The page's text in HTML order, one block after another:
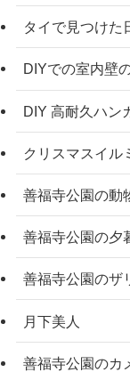
タイで見つけた
DIYでの室内壁
DIY 高耐久ハン
クリスマスイル
善福寺公園の動
善福寺公園の夕
善福寺公園のザ
月下美人
善福寺公園のカ